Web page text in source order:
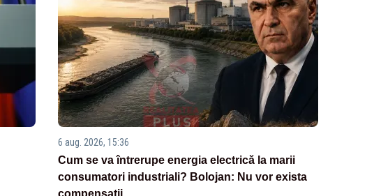
6 aug. 2026, 15:36
Cum se va întrerupe energia electrică la marii
consumatori industriali? Bolojan: Nu vor exista